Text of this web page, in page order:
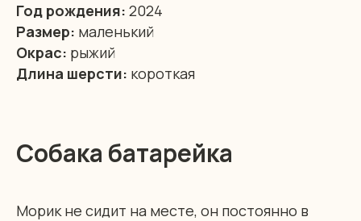
Год рождения: 2024
Размер: маленький
Окрас: рыжий
Длина шерсти: короткая
Собака батарейка
Морик не сидит на месте, он постоянно в